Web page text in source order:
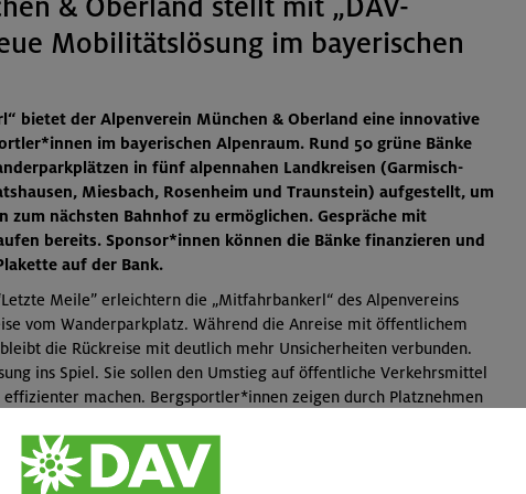
& Oberland stellt mit „DAV-
Mobilitätslösung im bayerischen
bietet der Alpenverein München & Oberland eine innovative
im bayerischen Alpenraum. Rund 50 grüne Bänke
in fünf alpennahen Landkreisen (Garmisch-
Miesbach, Rosenheim und Traunstein) aufgestellt, um
nächsten Bahnhof zu ermöglichen. Gespräche mit
bereits. Sponsor*innen können die Bänke finanzieren und
auf der Bank.
Meile” erleichtern die „Mitfahrbankerl“ des Alpenvereins
vom Wanderparkplatz. Während die Anreise mit öffentlichem
die Rückreise mit deutlich mehr Unsicherheiten verbunden.
ins Spiel. Sie sollen den Umstieg auf öffentliche Verkehrsmittel
machen. Bergsportler*innen zeigen durch Platznehmen
suchen und Bergsportler*innen mit freien Plätzen im
leisten. Eine DAV-Mitgliedschaft ist dafür nicht erforderlich.
des Deutschen Alpenvereins, Dr. Matthias Ballweg, dazu: „Wir